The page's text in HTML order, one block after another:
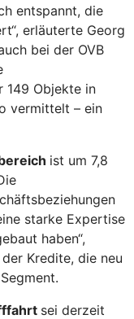
entspannt, die
erläuterte Georg
bei der OVB
149 Objekte in
vermittelt – ein
ist um 7,8
starke Expertise
haben“,
Kredite, die neu
sei derzeit